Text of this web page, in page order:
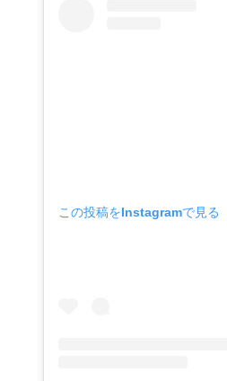
この投稿をInstagramで見る